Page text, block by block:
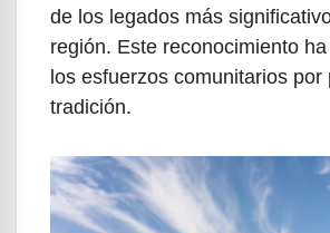
de los legados más
región. Este reconocimiento
los esfuerzos comunitarios por
tradición.